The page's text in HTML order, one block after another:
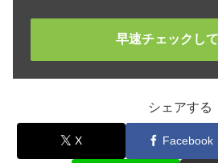
早速チェックし
シェアする
X Facebook